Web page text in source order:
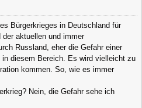
Bürgerkrieges in Deutschland für
aktuellen und immer
Russland, eher die Gefahr einer
in diesem Bereich. Es wird vielleicht zu
kommen. So, wie es immer
Nein, die Gefahr sehe ich